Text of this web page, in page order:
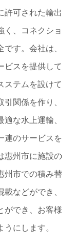
許可された輸出
く、コネクショ
す。会社は、
ビスを提供して
ステムを設けて
関係を作り、
な水上運輸、
連のサービスを
惠州市に施設の
州市での積み替
などができ、
ができ、お客様
にします。